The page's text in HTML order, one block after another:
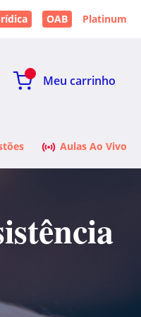
OAB Platinum
Meu carrinho
Aulas Ao Vivo